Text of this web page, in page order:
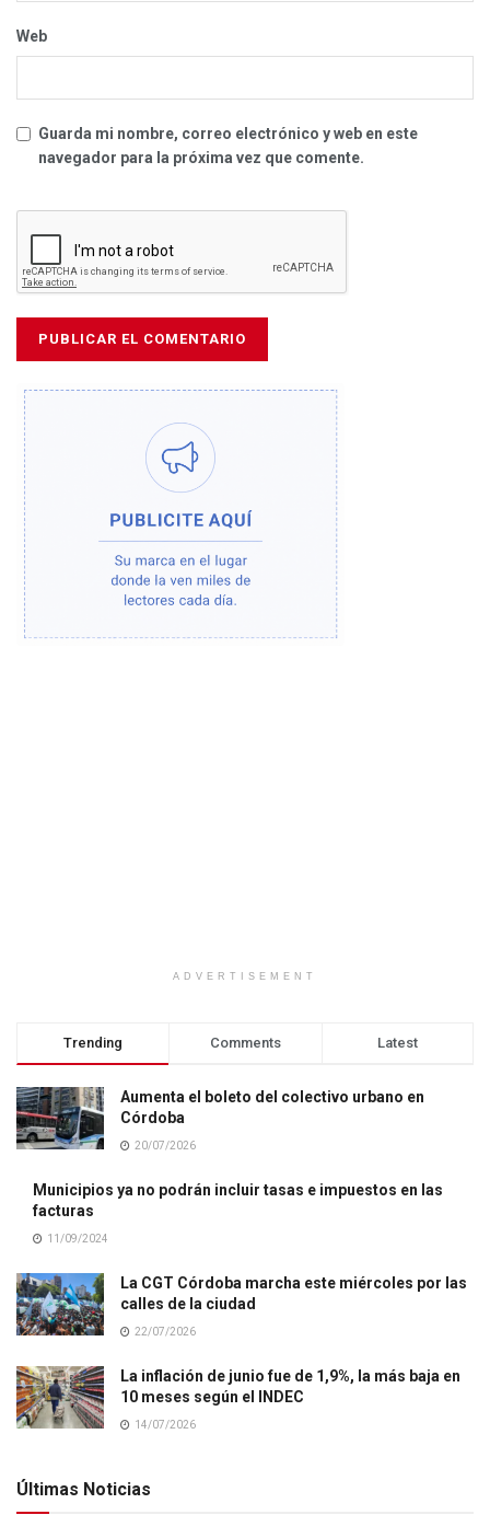
Web
Guarda mi nombre, correo electrónico y web en este
navegador para la próxima vez que comente.
ADVERTISEMENT
Trending Comments Latest
Aumenta el boleto del colectivo urbano en
Córdoba
20/07/2026
Municipios ya no podrán incluir tasas e impuestos en las
facturas
11/09/2024
La CGT Córdoba marcha este miércoles por las
calles de la ciudad
22/07/2026
La inflación de junio fue de 1,9%, la más baja en
10 meses según el INDEC
14/07/2026
Últimas Noticias